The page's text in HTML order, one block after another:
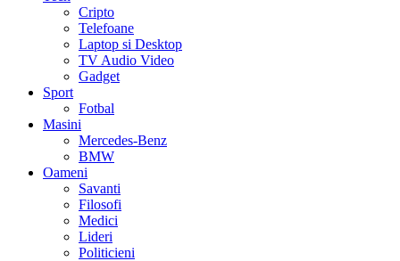
Cripto
Telefoane
Laptop si Desktop
TV Audio Video
Gadget
Sport
Fotbal
Masini
Mercedes-Benz
BMW
Oameni
Savanti
Filosofi
Medici
Lideri
Politicieni